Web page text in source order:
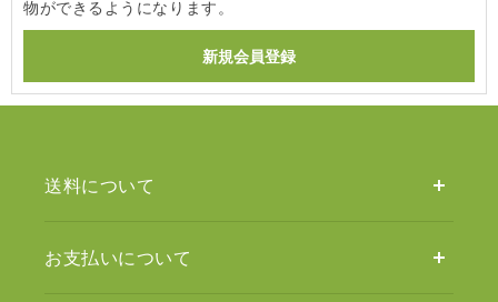
物ができるようになります。
送料について
お支払いについて